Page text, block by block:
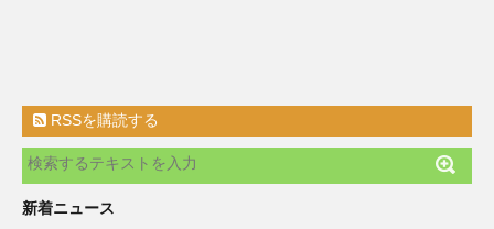
RSSを購読する
新着ニュース